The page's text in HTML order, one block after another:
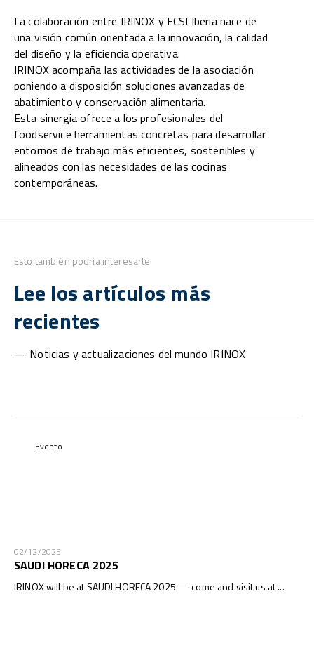
La colaboración entre IRINOX y FCSI Iberia nace de
una visión común orientada a la innovación, la calidad
del diseño y la eficiencia operativa.
IRINOX acompaña las actividades de la asociación
poniendo a disposición soluciones avanzadas de
abatimiento y conservación alimentaria.
Esta sinergia ofrece a los profesionales del
foodservice herramientas concretas para desarrollar
entornos de trabajo más eficientes, sostenibles y
alineados con las necesidades de las cocinas
contemporáneas.
Esto también podría interesarte
Lee los artículos más
recientes
— Noticias y actualizaciones del mundo IRINOX
Evento
02/12/2025
SAUDI HORECA 2025
IRINOX will be at SAUDI HORECA 2025 — come and visit us at ...